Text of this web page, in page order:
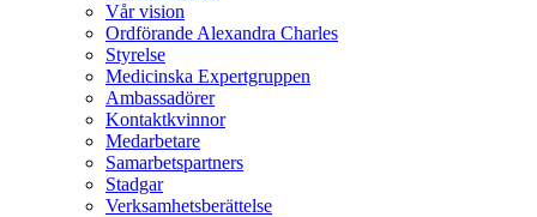
Vår vision
Ordförande Alexandra Charles
Styrelse
Medicinska Expertgruppen
Ambassadörer
Kontaktkvinnor
Medarbetare
Samarbetspartners
Stadgar
Verksamhetsberättelse